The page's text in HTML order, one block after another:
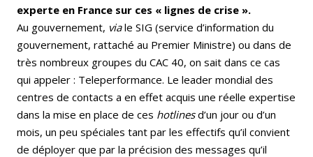
experte en France sur ces « lignes de crise ».
Au gouvernement, viale SIG (service d’information du
gouvernement, rattaché au Premier Ministre) ou dans de
très nombreux groupes du CAC 40, on sait dans ce cas
qui appeler : Teleperformance. Le leader mondial des
centres de contacts a en effet acquis une réelle expertise
dans la mise en place de ces hotlinesd’un jour ou d’un
mois, un peu spéciales tant par les effectifs qu’il convient
de déployer que par la précision des messages qu’il